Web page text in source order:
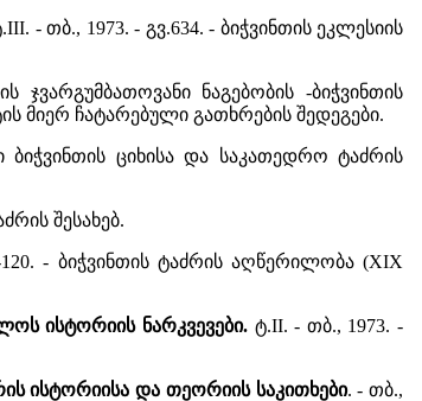
- თბ., 1973. - გვ.634. - ბიჭვინთის ეკლესიის
ჯვარგუმბათოვანი ნაგებობის -ბიჭვინთის
მიერ ჩატარებული გათხრების შედეგები.
ციხისა და საკათედრო ტაძრის
შესახებ.
- ბიჭვინთის ტაძრის აღწერილობა (XIX
ისტორიის ნარკვევები. ტ.II. - თბ., 1973. -
ისტორიისა და თეორიის საკითხები. - თბ.,